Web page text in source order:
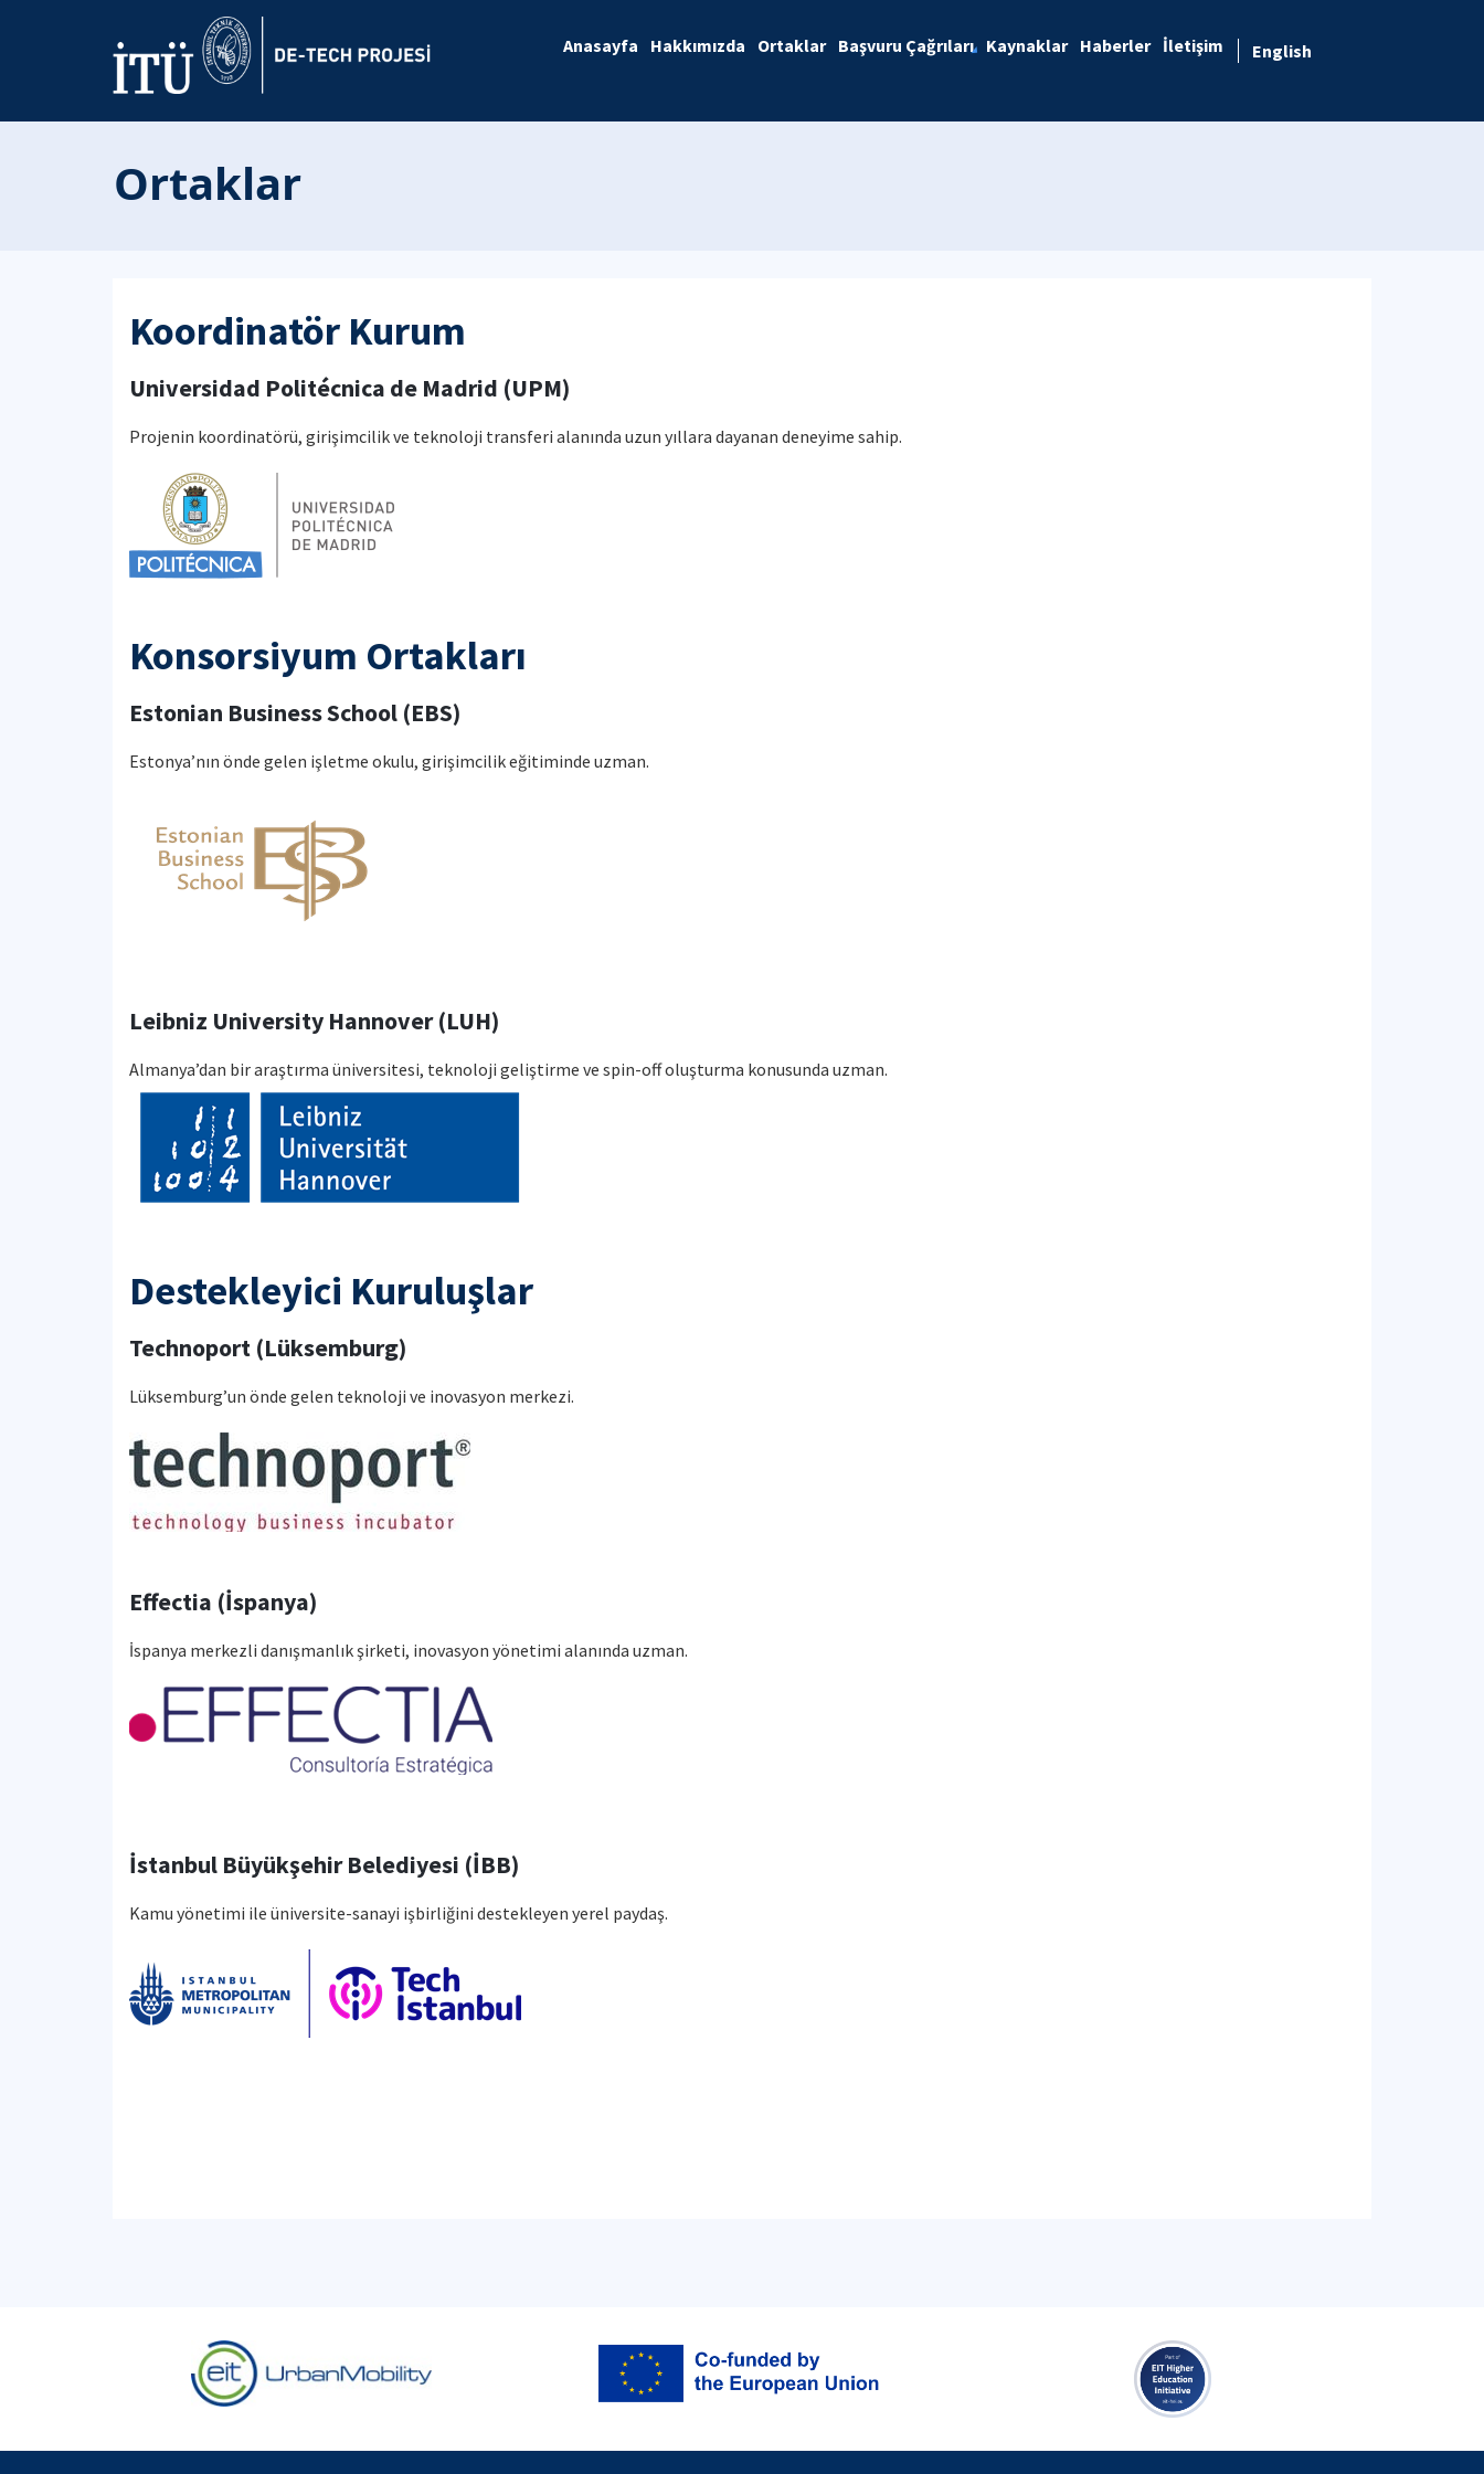
Anasayfa Hakkımızda Ortaklar Başvuru Çağrıları Kaynaklar Haberler İletişim English
Ortaklar
Koordinatör Kurum
Universidad Politécnica de Madrid (UPM)
Projenin koordinatörü, girişimcilik ve teknoloji transferi alanında uzun yıllara dayanan deneyime sahip.
Konsorsiyum Ortakları
Estonian Business School (EBS)
Estonya’nın önde gelen işletme okulu, girişimcilik eğitiminde uzman.
Leibniz University Hannover (LUH)
Almanya’dan bir araştırma üniversitesi, teknoloji geliştirme ve spin-off oluşturma konusunda uzman.
Destekleyici Kuruluşlar
Technoport (Lüksemburg)
Lüksemburg’un önde gelen teknoloji ve inovasyon merkezi.
Effectia (İspanya)
İspanya merkezli danışmanlık şirketi, inovasyon yönetimi alanında uzman.
İstanbul Büyükşehir Belediyesi (İBB)
Kamu yönetimi ile üniversite-sanayi işbirliğini destekleyen yerel paydaş.